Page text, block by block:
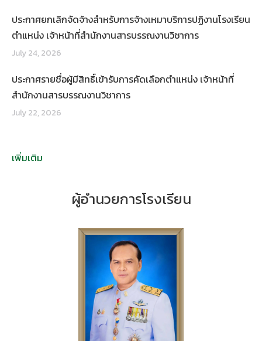
ประกาศยกเลิกจัดจ้างสำหรับการจ้างเหมาบริการปฏิงานโรงเรียน
ตำแหน่ง เจ้าหน้าที่สำนักงานสารบรรณงานวิชาการ
July 24, 2026
ประกาศรายชื่อผู้มีสิทธิ์เข้ารับการคัดเลือกตำแหน่ง เจ้าหน้าที่
สำนักงานสารบรรณงานวิชาการ
July 22, 2026
เพิ่มเติม
ผู้อำนวยการโรงเรียน